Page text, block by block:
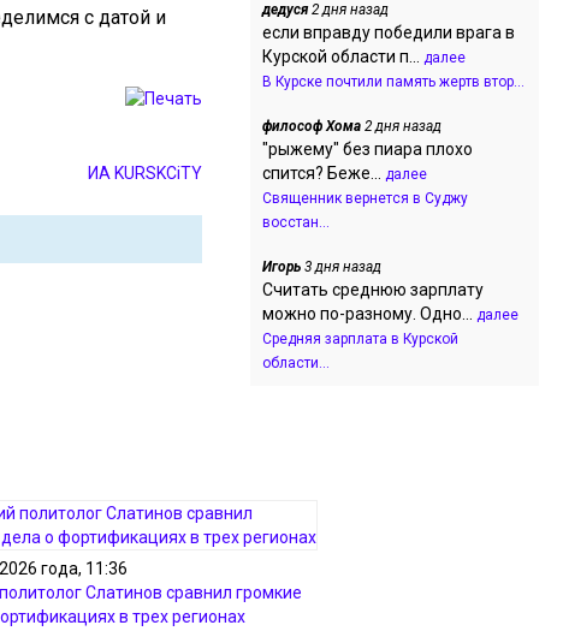
с датой и
ИА KURSKCiTY
года, 11:36
Слатинов сравнил громкие
в трех регионах
дедуся2 дня назад
если вправду победили врага в
Курской области п... далее
В Курске почтили память жертв втор...
философ Хома 2 дня назад
"рыжему" без пиара плохо
спится? Беже... далее
Священник вернется в Суджу
восстан...
Игорь 3 дня назад
Считать среднюю зарплату
можно по-разному. Одно... далее
Средняя зарплата в Курской
области...